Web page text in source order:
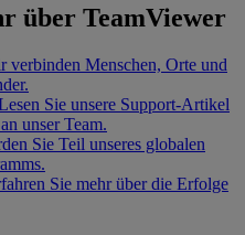
über TeamViewer
verbinden Menschen, Orte und
Sie unsere Support-Artikel
unser Team.
Sie Teil unseres globalen
Sie mehr über die Erfolge